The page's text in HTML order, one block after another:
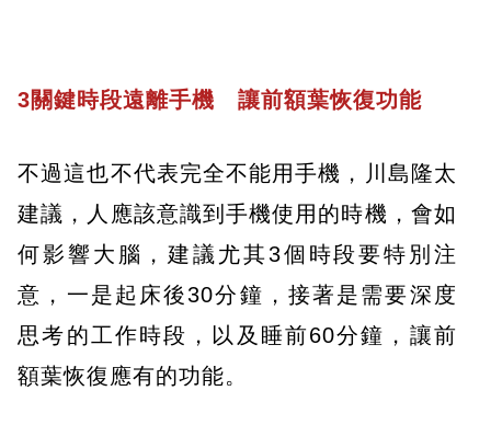
3關鍵時段遠離手機 讓前額葉恢復功能
不過這也不代表完全不能用手機，川島隆太
建議，人應該意識到手機使用的時機，會如
何影響大腦，建議尤其3個時段要特別注
意，一是起床後30分鐘，接著是需要深度
思考的工作時段，以及睡前60分鐘，讓前
額葉恢復應有的功能。